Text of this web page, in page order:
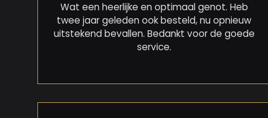
Wat een heerlijke en optimaal genot. Heb
twee jaar geleden ook besteld, nu opnieuw
uitstekend bevallen. Bedankt voor de goede
service.